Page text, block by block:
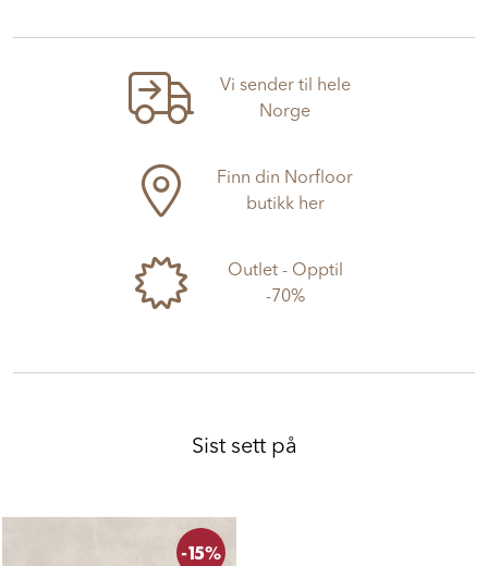
Vi sender til hele
Norge
Finn din Norfloor
butikk her
Outlet - Opptil
-70%
Sist sett på
-15%